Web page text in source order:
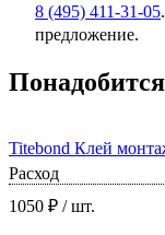
8 (495) 411-31-05
предложение.
Titebond Клей
Расход
1050 ₽ / шт.